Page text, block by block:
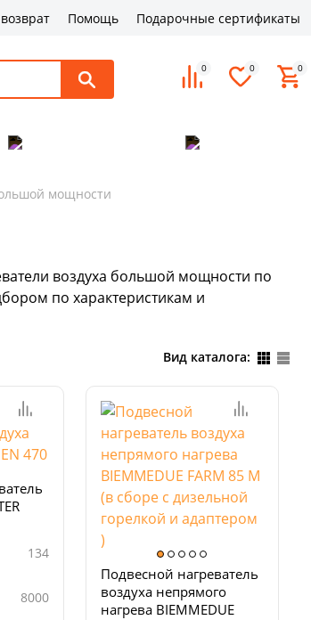
Помощь Подарочные сертификаты
0 0 0
мощности
воздуха большой мощности по
по характеристикам и
Вид каталога:
134
8000
Подвесной нагреватель
воздуха непрямого
нагрева BIEMMEDUE